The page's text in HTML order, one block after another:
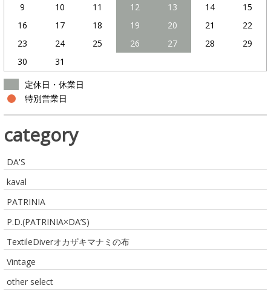
9
10 11 12 13 14
15
16
17 18 19 20 21
22
23
24 25 26 27 28
29
30
31
定休日・休業日
特別営業日
category
DA'S
kaval
PATRINIA
P.D.(PATRINIA×DA’S)
TextileDiverオカザキマナミの布
Vintage
other select